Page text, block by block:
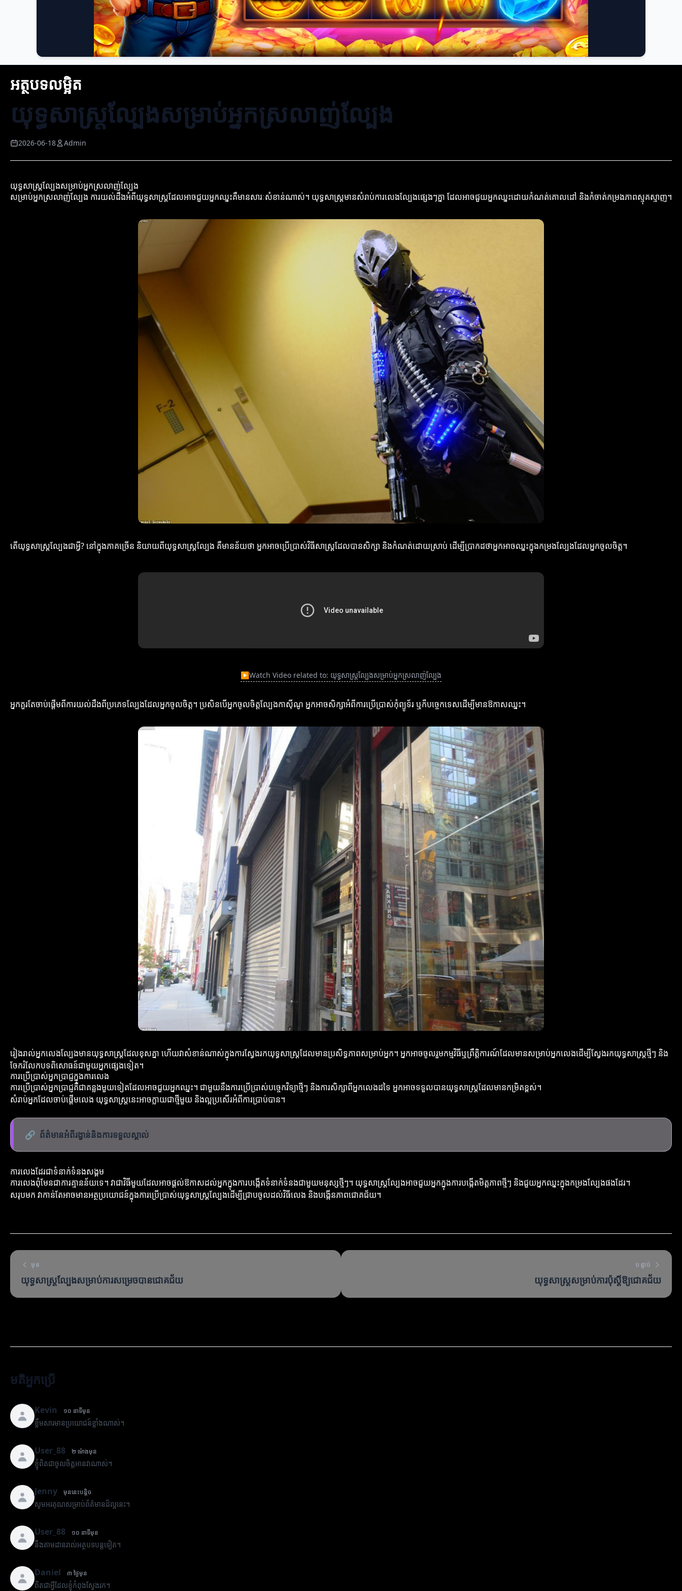
អត្ថបទលម្អិត
យុទ្ធសាស្ត្រល្បែងសម្រាប់អ្នកស្រលាញ់ល្បែង
2026-06-18 Admin
យុទ្ធសាស្ត្រល្បែងសម្រាប់អ្នកស្រលាញ់ល្បែង
សម្រាប់អ្នកស្រលាញ់ល្បែង ការយល់ដឹងអំពីយុទ្ធសាស្ត្រដែលអាចជួយអ្នកឈ្នះគឺមានសារៈសំខាន់ណាស់។ យុទ្ធសាស្ត្រមានសំរាប់ការលេងល្បែងផ្សេងៗគ្នា ដែលអាចជួយអ្នកឈ្នះដោយកំណត់គោលដៅ និងកំចាត់កម្រងភាពស្មុគស្មាញ។
តើយុទ្ធសាស្ត្រល្បែងជាអ្វី? នៅក្នុងភាគច្រើន និយាយពីយុទ្ធសាស្ត្រល្បែង គឺមានន័យថា អ្នកអាចប្រើប្រាស់វិធីសាស្ត្រដែលបានសិក្សា និងកំណត់ដោយស្រាប់ ដើម្បីប្រាកដថាអ្នកអាចឈ្នះក្នុងកម្រងល្បែងដែលអ្នកចូលចិត្ត។
▶Watch Video related to: យុទ្ធសាស្ត្រល្បែងសម្រាប់អ្នកស្រលាញ់ល្បែង
អ្នកគួរតែចាប់ផ្តើមពីការយល់ដឹងពីប្រភេទល្បែងដែលអ្នកចូលចិត្ត។ ប្រសិនបើអ្នកចូលចិត្តល្បែងកាស៊ីណូ អ្នកអាចសិក្សាអំពីការប្រើប្រាស់កុំព្យូទ័រ ឬក៏បច្ចេកទេសដើម្បីមានឱកាសឈ្នះ។
រៀងរាល់អ្នកលេងល្បែងមានយុទ្ធសាស្ត្រដែលខុសគ្នា ហើយវាសំខាន់ណាស់ក្នុងការស្វែងរកយុទ្ធសាស្ត្រដែលមានប្រសិទ្ធភាពសម្រាប់អ្នក។ អ្នកអាចចូលរួមកម្មវិធីឬព្រឹត្តិការណ៍ដែលមានសម្រាប់អ្នកលេងដើម្បីស្វែងរកយុទ្ធសាស្ត្រថ្មីៗ និង
ចែករំលែកបទពិសោធន៍ជាមួយអ្នកផ្សេងទៀត។
ការប្រើប្រាស់អ្នកប្រាជ្ញក្នុងការលេង
ការប្រើប្រាស់អ្នកប្រាជ្ញគឺជាគន្លងមួយទៀតដែលអាចជួយអ្នកឈ្នះ។ ជាមួយនឹងការប្រើប្រាស់បច្ចេកវិទ្យាថ្មីៗ និងការសិក្សាពីអ្នកលេងដទៃ អ្នកអាចទទួលបានយុទ្ធសាស្ត្រដែលមានកម្រិតខ្ពស់។
សំរាប់អ្នកដែលចាប់ផ្តើមលេង យុទ្ធសាស្ត្រនេះអាចក្លាយជាថ្មីមួយ និងល្អប្រសើរអំពីការប្រាប់បាន។
🔗 ព័ត៌មានអំពីរង្វាន់និងការទទួលស្គាល់
ការលេងដែរជាទំនាក់ទំនងសង្គម
ការលេងពុំមែនជាការគ្មានន័យទេ។ វាជាវិធីមួយដែលអាចផ្តល់ឱកាសដល់អ្នកក្នុងការបង្កើតទំនាក់ទំនងជាមួយមនុស្សថ្មីៗ។ យុទ្ធសាស្ត្រល្បែងអាចជួយអ្នកក្នុងការបង្កើតមិត្តភាពថ្មីៗ និងជួយអ្នកឈ្នះក្នុងកម្រងល្បែងផងដែរ។
សរុបមក វាកាន់តែអាចមានអត្ថប្រយោជន៍ក្នុងការប្រើប្រាស់យុទ្ធសាស្ត្រល្បែងដើម្បីជ្រាបចូលដល់វិធីលេង និងបង្កើនភាពជោគជ័យ។
មុន
យុទ្ធសាស្ត្រល្បែងសម្រាប់ការសម្រេចបានជោគជ័យ
បន្ទាប់
យុទ្ធសាស្ត្រ​សម្រាប់​ការប៉ុស្តិ៍ឱ្យជោគជ័យ
មតិអ្នកប្រើ
Kevin ១០ នាទីមុន
ខ្លឹមសារមានប្រយោជន៍ខ្លាំងណាស់។
User_88 ២ ម៉ោងមុន
ខ្ញុំពិតជាចូលចិត្តអានវាណាស់។
Jenny មុននេះបន្តិច
សូមអរគុណសម្រាប់ព័ត៌មានដ៏ល្អនេះ។
User_88 ១០ នាទីមុន
នឹងតាមដានរាល់អត្ថបទបន្តទៀត។
Daniel ៣ ថ្ងៃមុន
ពិតជាអ្វីដែលខ្ញុំកំពុងស្វែងរក។